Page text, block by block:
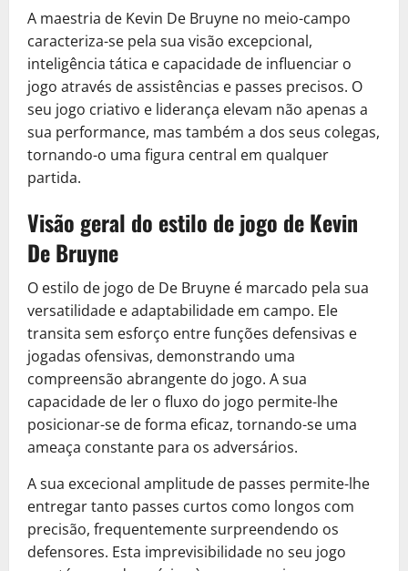
A maestria de Kevin De Bruyne no meio-campo
caracteriza-se pela sua visão excepcional,
inteligência tática e capacidade de influenciar o
jogo através de assistências e passes precisos. O
seu jogo criativo e liderança elevam não apenas a
sua performance, mas também a dos seus colegas,
tornando-o uma figura central em qualquer
partida.
Visão geral do estilo de jogo de Kevin
De Bruyne
O estilo de jogo de De Bruyne é marcado pela sua
versatilidade e adaptabilidade em campo. Ele
transita sem esforço entre funções defensivas e
jogadas ofensivas, demonstrando uma
compreensão abrangente do jogo. A sua
capacidade de ler o fluxo do jogo permite-lhe
posicionar-se de forma eficaz, tornando-se uma
ameaça constante para os adversários.
A sua excecional amplitude de passes permite-lhe
entregar tanto passes curtos como longos com
precisão, frequentemente surpreendendo os
defensores. Esta imprevisibilidade no seu jogo